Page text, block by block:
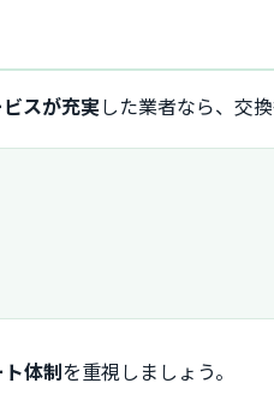
スが充実した業者なら、交換
体制を重視しましょう。